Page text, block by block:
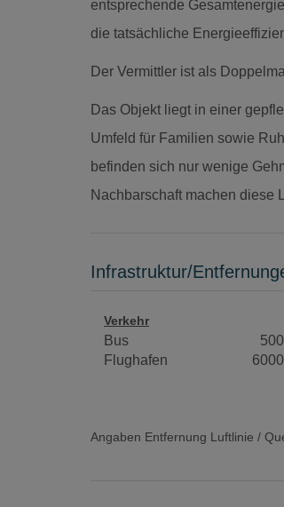
entsprechende
die tatsächliche
Der Vermittler ist als
Das Objekt liegt in einer
Umfeld für Familien sowie
befinden sich nur wenige
Nachbarschaft machen diese
Infrastruktur/
Verkehr
Bus
Flughafen
Angaben Entfernung Luftlinie /